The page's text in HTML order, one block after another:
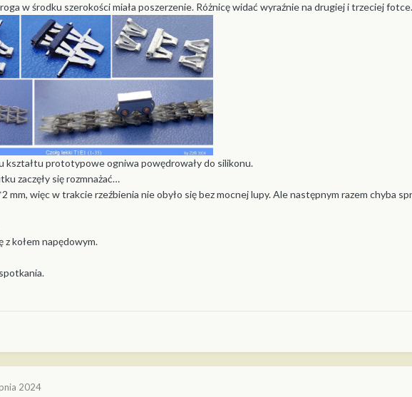
w środku szerokości miała poszerzenie. Różnicę widać wyraźnie na drugiej i trzeciej fotce.
kształtu prototypowe ogniwa powędrowały do silikonu.
zaczęły się rozmnażać…
mm, więc w trakcie rzeźbienia nie obyło się bez mocnej lupy. Ale następnym razem chyba
z kołem napędowym.
2024